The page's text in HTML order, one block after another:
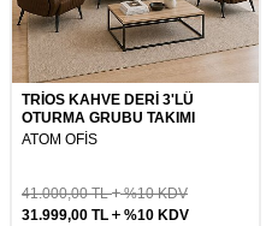
TRİOS KAHVE DERİ 3'LÜ
OTURMA GRUBU TAKIMI
ATOM OFİS
41.000,00TL %10 KDV
31.999,00 TL %10 KDV